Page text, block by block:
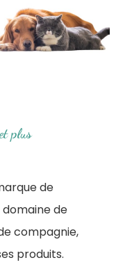
plus
de
de
compagnie,
produits.